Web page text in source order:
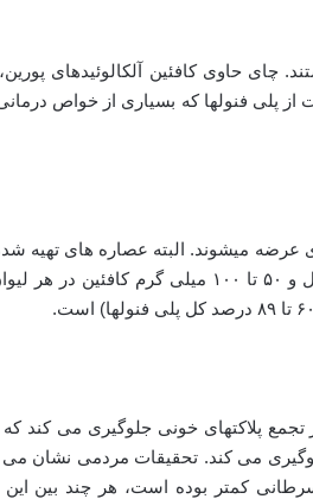
حاوی کافئین آلکالوئیدهای پورین،
پلی فنولها که بسیاری از خواص درمانی
میشوند. البته عصاره های تهیه شده
آن موجود است. چای سبز حاوی ۳۰۰ تا ۴۰۰ پلی فنول و ۵۰ تا
پلاکتهای خونی جلوگیری می کند که
می کند. تحقیقات مردمی نشان می
کمتر بوده است، هر چند بین این